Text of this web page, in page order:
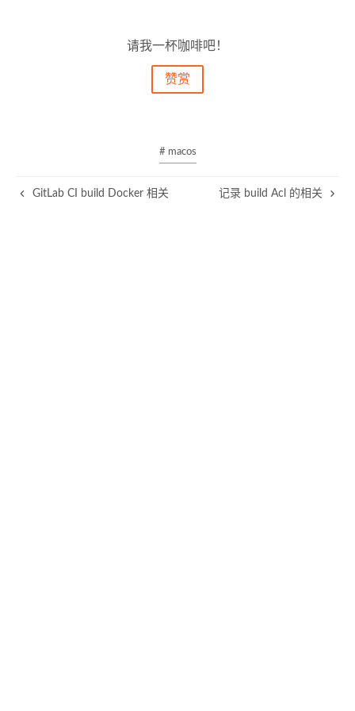
请我一杯咖啡吧！
赞赏
# macos
GitLab CI build Docker 相关 记录 build Acl 的相关